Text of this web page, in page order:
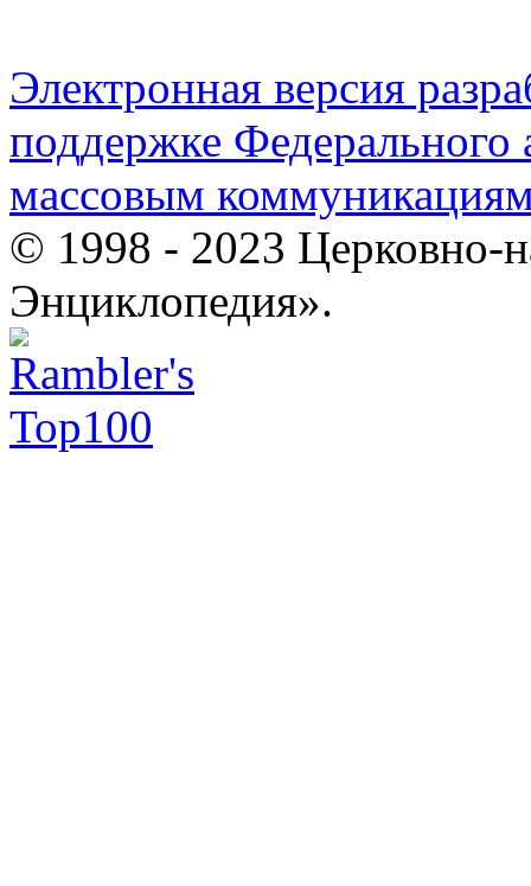
Электронная версия
поддержке Федерального
массовым
© 1998 - 2023 Церковно-
Энциклопедия».